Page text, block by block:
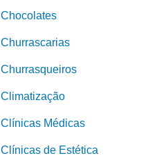
Chocolates
Churrascarias
Churrasqueiros
Climatização
Clínicas Médicas
Clínicas de Estética